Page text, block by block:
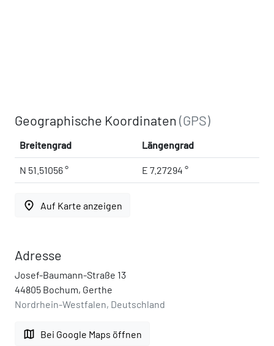
Geographische Koordinaten(GPS)
Breitengrad Längengrad
N 51.51056 ° E 7.27294 °
place Auf Karte anzeigen
Adresse
Josef-Baumann-Straße 13
44805 Bochum, Gerthe
Nordrhein-Westfalen, Deutschland
map Bei Google Maps öffnen